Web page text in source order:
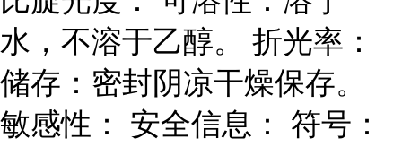
水，不溶于乙醇。 折光率：
储存：密封阴凉干燥保存。
敏感性： 安全信息： 符号：